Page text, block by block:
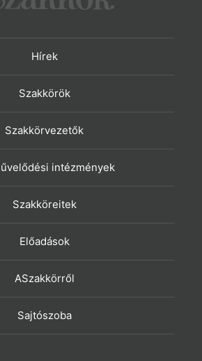
Hírek
Szakkörök
Szakkörvezetők
intézmények
Szakköreitek
Előadások
ASzakkörről
Sajtószoba